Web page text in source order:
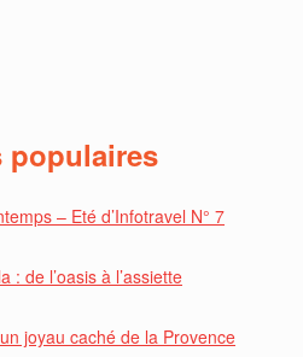
populaires
– Eté d’Infotravel N° 7
: de l’oasis à l’assiette
joyau caché de la Provence